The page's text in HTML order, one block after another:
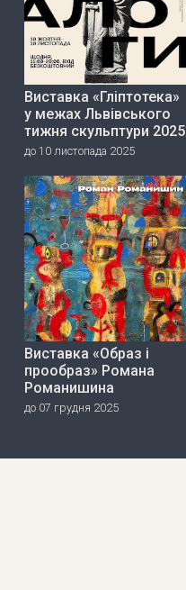
Виставка «Гліптотека»
у межах Львівського
тижня скульптури 2025
до 10 листопада 2025
Виставка «Образ і
прообраз» Романа
Романишина
до 07 грудня 2025